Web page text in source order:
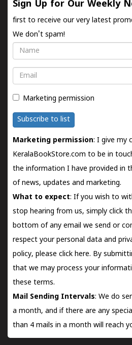
Sign Up for Our Weekly
first to receive our very latest
We don't spam!
Name
Email
Marketing permission
Subscribe to list
Marketing permission: I give my
KeralaBookStore.com to be in
the information I have provided in
of news, updates and marketing.
What to expect: If you wish to
stop hearing from us, simply click
bottom of any email we send or
respect your personal data and
policy, please click here. By
that we may process your
these terms.
Mail Sending Intervals: We do
a month, and if there are any
than 4 mails in a month will reach